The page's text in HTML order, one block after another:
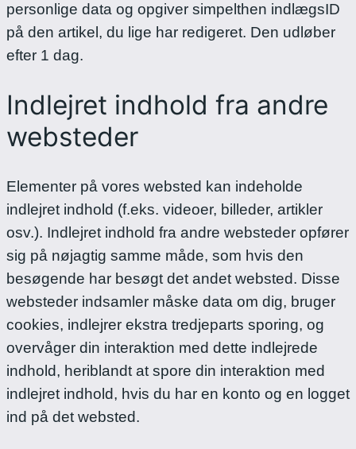
personlige data og opgiver simpelthen indlægsID
på den artikel, du lige har redigeret. Den udløber
efter 1 dag.
Indlejret indhold fra andre
websteder
Elementer på vores websted kan indeholde
indlejret indhold (f.eks. videoer, billeder, artikler
osv.). Indlejret indhold fra andre websteder opfører
sig på nøjagtig samme måde, som hvis den
besøgende har besøgt det andet websted. Disse
websteder indsamler måske data om dig, bruger
cookies, indlejrer ekstra tredjeparts sporing, og
overvåger din interaktion med dette indlejrede
indhold, heriblandt at spore din interaktion med
indlejret indhold, hvis du har en konto og en logget
ind på det websted.